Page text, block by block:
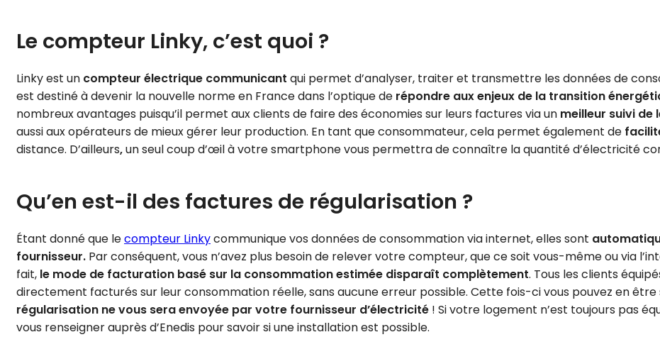
Le compteur Linky, c’est quoi ?
Linky est un compteur électrique communicant qui permet d’analyser, traiter et transmettre les données de
est destiné à devenir la nouvelle norme en France dans l’optique de répondre aux enjeux de la transition
nombreux avantages puisqu’il permet aux clients de faire des économies sur leurs factures via un meilleur suivi de
aussi aux opérateurs de mieux gérer leur production. En tant que consommateur, cela permet également de
distance. D’ailleurs,un seul coup d’œil à votre smartphone vous permettra de connaître la quantité d’électricité
Qu’en est-il des factures de régularisation ?
Étant donné que lecompteur Linkycommunique vos données de consommation via internet, elles sont
fournisseur. Par conséquent, vous n’avez plus besoin de relever votre compteur, que ce soit vous-même ou via
fait, le mode de facturation basé sur la consommation estimée disparaît complètement. Tous les clients
directement facturés sur leur consommation réelle, sans aucune erreur possible. Cette fois-ci vous pouvez en être
régularisation ne vous sera envoyée par votre fournisseur d’électricité ! Si votre logement n’est toujours pas
vous renseigner auprès d’Enedis pour savoir si une installation est possible.